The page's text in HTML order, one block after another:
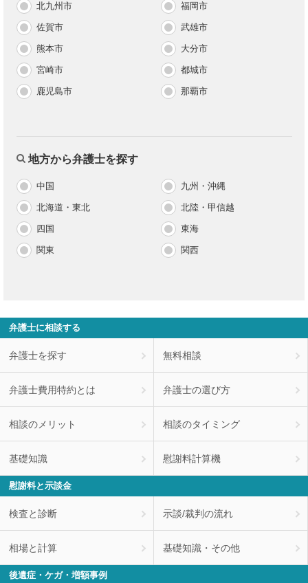
北九州市 福岡市
佐賀市 武雄市
熊本市 大分市
宮崎市 都城市
鹿児島市 那覇市
地方から弁護士を探す
中国 九州・沖縄
北海道・東北 北陸・甲信越
四国 東海
関東 関西
弁護士に相談する
弁護士を探す 無料相談
弁護士費用特約とは 弁護士の選び方
相談のメリット 相談のタイミング
基礎知識 慰謝料計算機
慰謝料と示談金
検査と診断 示談/裁判の流れ
相場と計算 基礎知識・その他
後遺症・ケガ・増額事例